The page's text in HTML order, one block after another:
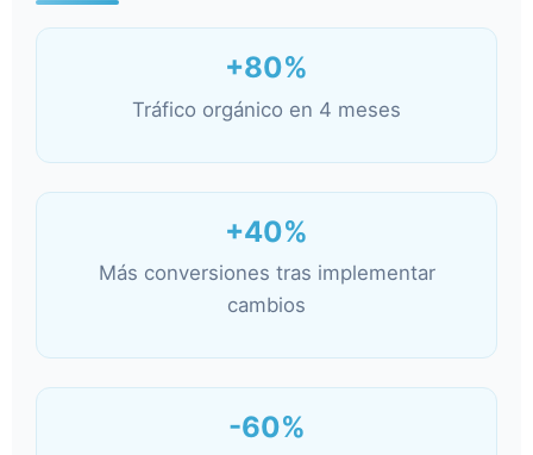
+80%
Tráfico orgánico en 4 meses
+40%
Más conversiones tras implementar
cambios
-60%